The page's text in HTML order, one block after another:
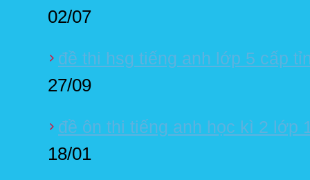
02/07
đề thi hsg tiếng anh lớp 5 cấp
27/09
đề ôn thi tiếng anh học kì 2 lớp
18/01